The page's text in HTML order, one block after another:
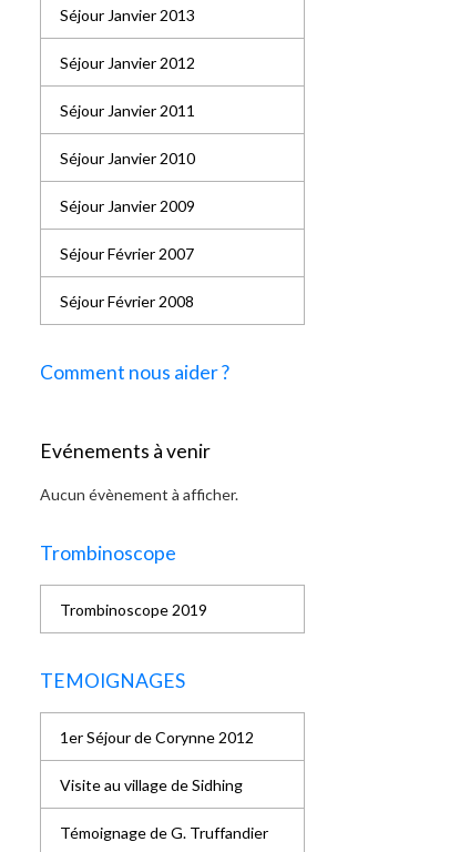
Séjour Janvier 2013
Séjour Janvier 2012
Séjour Janvier 2011
Séjour Janvier 2010
Séjour Janvier 2009
Séjour Février 2007
Séjour Février 2008
Comment nous aider ?
Evénements à venir
Aucun évènement à afficher.
Trombinoscope
Trombinoscope 2019
TEMOIGNAGES
1er Séjour de Corynne 2012
Visite au village de Sidhing
Témoignage de G. Truffandier